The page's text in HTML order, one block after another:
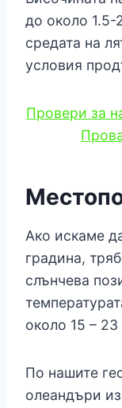
до около 1.5-
средата на
условия
Провери за
Ако искаме
градина,
слънчева
около 15 – 23
По нашите
олеандъри